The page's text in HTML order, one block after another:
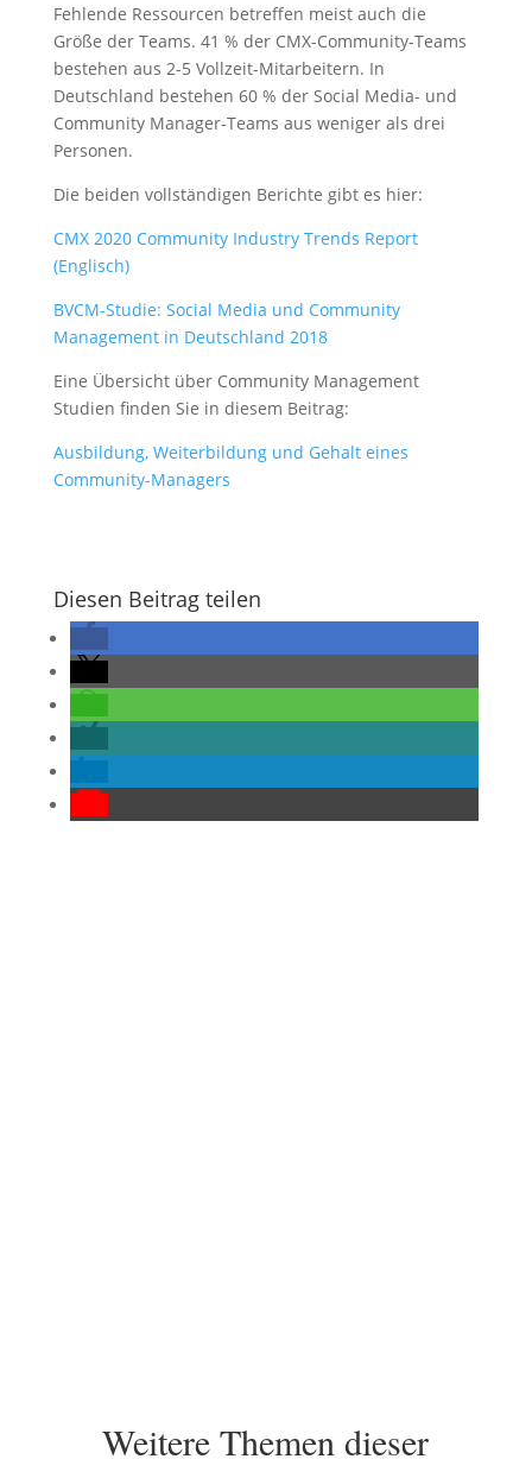
Fehlende Ressourcen betreffen meist auch die
Größe der Teams. 41 % der CMX-Community-Teams
bestehen aus 2-5 Vollzeit-Mitarbeitern. In
Deutschland bestehen 60 % der Social Media- und
Community Manager-Teams aus weniger als drei
Personen.
Die beiden vollständigen Berichte gibt es hier:
CMX 2020 Community Industry Trends Report
(Englisch)
BVCM-Studie: Social Media und Community
Management in Deutschland 2018
Eine Übersicht über Community Management
Studien finden Sie in diesem Beitrag:
Ausbildung, Weiterbildung und Gehalt eines
Community-Managers
Diesen Beitrag teilen
Weitere Themen dieser